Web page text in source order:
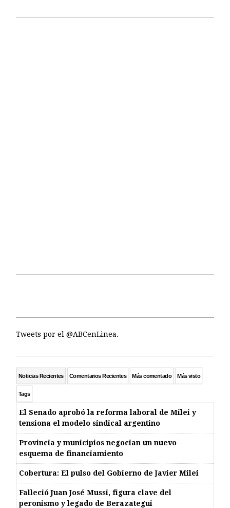
Tweets por el @ABCenLinea.
Noticias Recientes Comentarios Recientes Más comentado Más visto
Tags
El Senado aprobó la reforma laboral de Milei y
tensiona el modelo sindical argentino
Provincia y municipios negocian un nuevo
esquema de financiamiento
Cobertura: El pulso del Gobierno de Javier Milei
Falleció Juan José Mussi, figura clave del
peronismo y legado de Berazategui